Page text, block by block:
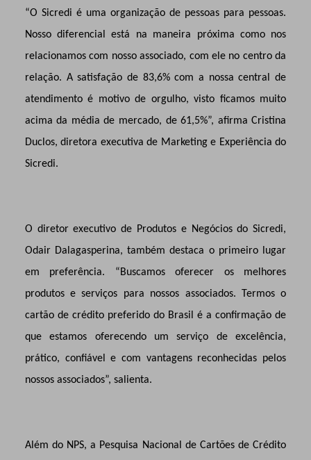
“O Sicredi é uma organização de pessoas para pessoas.
Nosso diferencial está na maneira próxima como nos
relacionamos com nosso associado, com ele no centro da
relação. A satisfação de 83,6% com a nossa central de
atendimento é motivo de orgulho, visto ficamos muito
acima da média de mercado, de 61,5%”, afirma Cristina
Duclos, diretora executiva de Marketing e Experiência do
Sicredi.
O diretor executivo de Produtos e Negócios do Sicredi,
Odair Dalagasperina, também destaca o primeiro lugar
em preferência. “Buscamos oferecer os melhores
produtos e serviços para nossos associados. Termos o
cartão de crédito preferido do Brasil é a confirmação de
que estamos oferecendo um serviço de excelência,
prático, confiável e com vantagens reconhecidas pelos
nossos associados”, salienta.
Além do NPS, a Pesquisa Nacional de Cartões de Crédito